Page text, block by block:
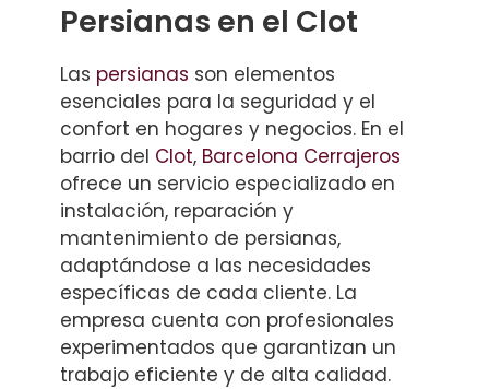
Persianas en el Clot
Las persianas son elementos
esenciales para la seguridad y el
confort en hogares y negocios. En el
barrio del Clot, Barcelona Cerrajeros
ofrece un servicio especializado en
instalación, reparación y
mantenimiento de persianas,
adaptándose a las necesidades
específicas de cada cliente. La
empresa cuenta con profesionales
experimentados que garantizan un
trabajo eficiente y de alta calidad.